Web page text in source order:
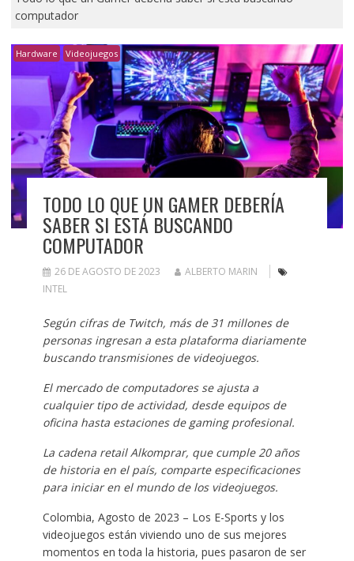
computador
Hardware Videojuegos
TODO LO QUE UN GAMER DEBERÍA
SABER SI ESTÁ BUSCANDO
COMPUTADOR
26 DE AGOSTO DE 2023
ALBERTO MARIN
INTEL
Según cifras de Twitch, más de 31 millones de
personas ingresan a esta plataforma diariamente
buscando transmisiones de videojuegos.
El mercado de computadores se ajusta a
cualquier tipo de actividad, desde equipos de
oficina hasta estaciones de gaming profesional.
La cadena retail Alkomprar, que cumple 20 años
de historia en el país, comparte especificaciones
para iniciar en el mundo de los videojuegos.
Colombia, Agosto de 2023 – Los E-Sports y los
videojuegos están viviendo uno de sus mejores
momentos en toda la historia, pues pasaron de ser